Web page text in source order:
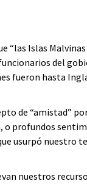
“las Islas
del
fueron hasta
de “amistad”
o profundos
usurpó
nuestros